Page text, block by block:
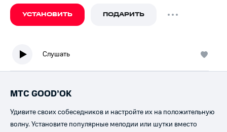
УСТАНОВИТЬ ПОДАРИТЬ
Слушать
МТС GOOD’OK
Удивите своих собеседников и настройте их на положительную
волну. Установите популярные мелодии или шутки вместо